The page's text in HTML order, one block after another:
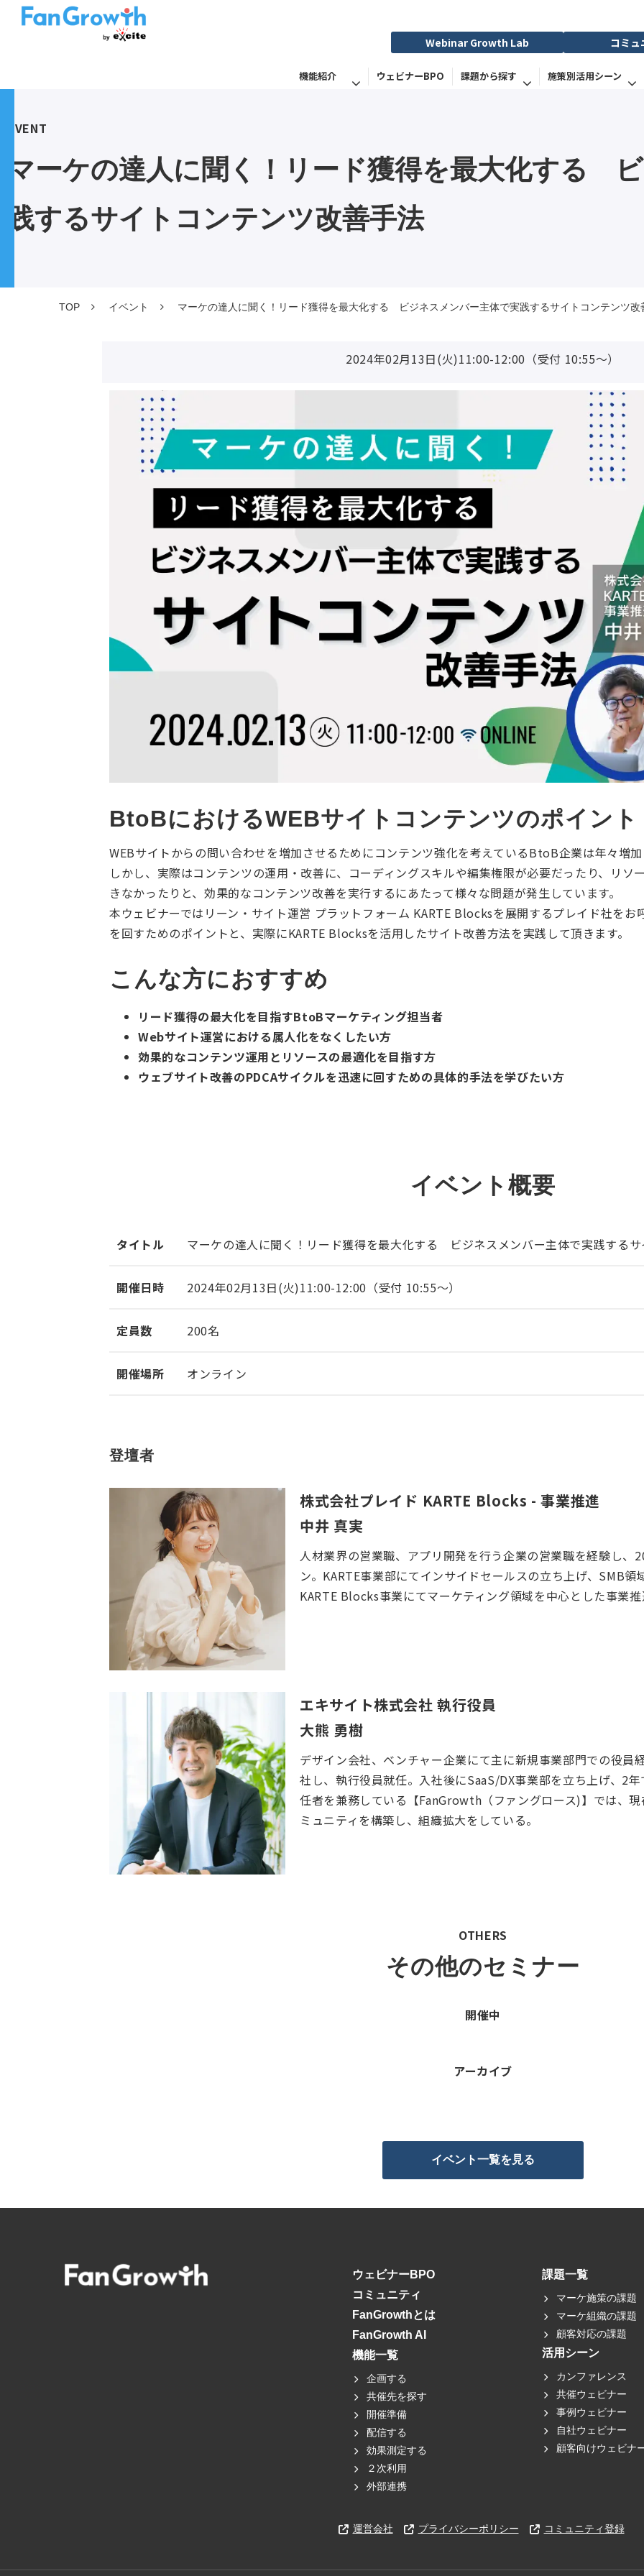
Webinar Growth Lab コミュ
機能紹介 ウェビナーBPO 課題から探す 施策別活用シーン
EVENT
マーケの達人に聞く！リード獲得を最大化する　
践するサイトコンテンツ改善手法
TOP イベント マーケの達人に聞く！リード獲得を最大化する ビジネスメンバー主体で実践するサイトコンテンツ改
2024年02月13日(火)11:00-12:00（受付 10:55〜）
BtoBにおけるWEBサイトコンテンツのポイント
WEBサイトからの問い合わせを増加させるためにコンテンツ強化を考えているBtoB企業は年々増加
しかし、実際はコンテンツの運用・改善に、コーディングスキルや編集権限が必要だったり、リソ
きなかったりと、効果的なコンテンツ改善を実行するにあたって様々な問題が発生しています。
本ウェビナーではリーン・サイト運営 プラットフォーム KARTE Blocksを展開するプレイド社をお
を回すためのポイントと、実際にKARTE Blocksを活用したサイト改善方法を実践して頂きます。
こんな方におすすめ
リード獲得の最大化を目指すBtoBマーケティング担当者
Webサイト運営における属人化をなくしたい方
効果的なコンテンツ運用とリソースの最適化を目指す方
ウェブサイト改善のPDCAサイクルを迅速に回すための具体的手法を学びたい方
イベント概要
タイトル マーケの達人に聞く！リード獲得を最大化する ビジネスメンバー主体で実践する
開催日時 2024年02月13日(火)11:00-12:00（受付 10:55〜）
定員数 200名
開催場所 オンライン
登壇者
株式会社プレイド KARTE Blocks - 事業推進
中井 真実
人材業界の営業職、アプリ開発を行う企業の営業職を経験し、
ン。KARTE事業部にてインサイドセールスの立ち上げ、SMB
KARTE Blocks事業にてマーケティング領域を中心とした事業推
エキサイト株式会社 執行役員
大熊 勇樹
デザイン会社、ベンチャー企業にて主に新規事業部門での役員
社し、執行役員就任。入社後にSaaS/DX事業部を立ち上げ、2
任者を兼務している【FanGrowth（ファングロース)】では、
ミュニティを構築し、組織拡大をしている。
OTHERS
その他のセミナー
開催中
アーカイブ
イベント一覧を見る
ウェビナーBPO
コミュニティ
FanGrowthとは
FanGrowth AI
機能一覧
企画する
共催先を探す
開催準備
配信する
効果測定する
２次利用
外部連携
課題一覧
マーケ施策の課題
マーケ組織の課題
顧客対応の課題
活用シーン
カンファレンス
共催ウェビナー
事例ウェビナー
自社ウェビナー
顧客向けウェビナ
運営会社 プライバシーポリシー コミュニティ登録